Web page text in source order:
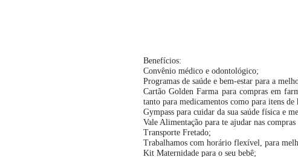
Benefícios:
Convênio médico e odontológico;
Programas de saúde e bem-estar para a
Cartão Golden Farma para compras em
tanto para medicamentos como para itens de
Gympass para cuidar da sua saúde física e
Vale Alimentação para te ajudar nas compras
Transporte Fretado;
Trabalhamos com horário flexível, para
Kit Maternidade para o seu bebê;